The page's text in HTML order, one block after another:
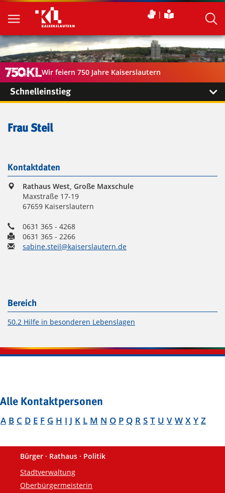
Wir feiern 750 Jahre Kaiserslautern
Schnelleinstieg
Frau Steil
Kontaktdaten
Rathaus West, Große Maxschule
Maxstraße 17-19
67659 Kaiserslautern
0631 365 - 4268
0631 365 - 2266
sabine.steil@kaiserslautern.de
Bereich
50.2 Hilfe in besonderen Lebenslagen
Alle Kontaktpersonen
A B C D E F G H I J K L M N O P Q R S T U V W X Y Z
Fußzeile
Bürger · Rathaus · Politik
Stadtverwaltung
Oberbürgermeisterin